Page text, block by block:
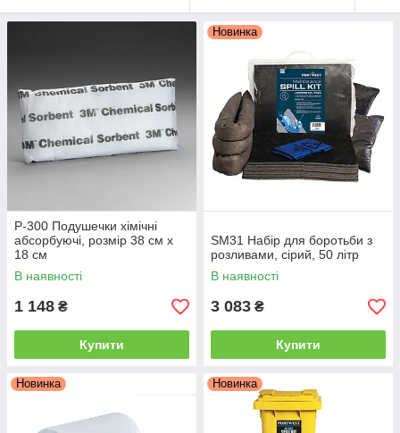
P-300 Подушечки хімічні
абсорбуючі, розмір 38 см х
18 см
В наявності
1 148 ₴
Купити
Новинка
SM31 Набір для боротьби з
розливами, сірий, 50 літр
В наявності
3 083 ₴
Купити
Новинка Новинка